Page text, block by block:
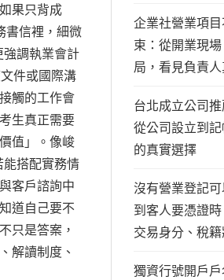
果只背成
書信裡，細微
調執業會計
件或國際溝
觸的工作會
生真正需要
值」。像峻
搭配實務情
客戶諮詢中
道自己要不
只是答案，
解讀制度、
企業社營業項
束：從開業現
局，看見負責
台北成立公司
從公司設立到
的真實選擇
沒有營業登記
到客人要憑證
交易身分、稅
獨資行號開戶